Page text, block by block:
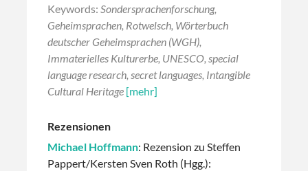
Keywords: Sondersprachenforschung,
Geheimsprachen, Rotwelsch, Wörterbuch
deutscher Geheimsprachen (WGH),
Immaterielles Kulturerbe, UNESCO, special
language research, secret languages, Intangible
Cultural Heritage [mehr]
Rezensionen
Michael Hoffmann: Rezension zu Steffen
Pappert/Kersten Sven Roth (Hgg.):